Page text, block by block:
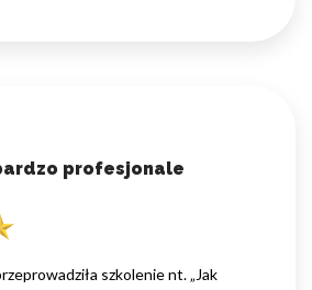
profesjonale
szkolenie nt. „Jak